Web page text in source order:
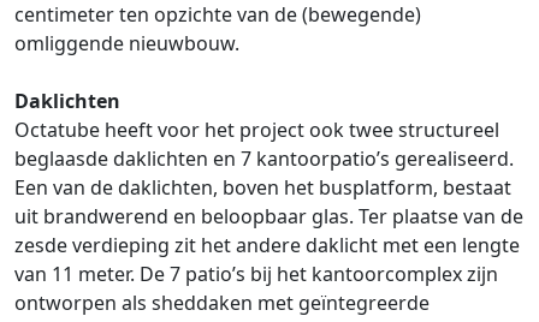
centimeter ten opzichte van de (bewegende)
omliggende nieuwbouw.
Daklichten
Octatube heeft voor het project ook twee structureel
beglaasde daklichten en 7 kantoorpatio’s gerealiseerd.
Een van de daklichten, boven het busplatform, bestaat
uit brandwerend en beloopbaar glas. Ter plaatse van de
zesde verdieping zit het andere daklicht met een lengte
van 11 meter. De 7 patio’s bij het kantoorcomplex zijn
ontworpen als sheddaken met geïntegreerde